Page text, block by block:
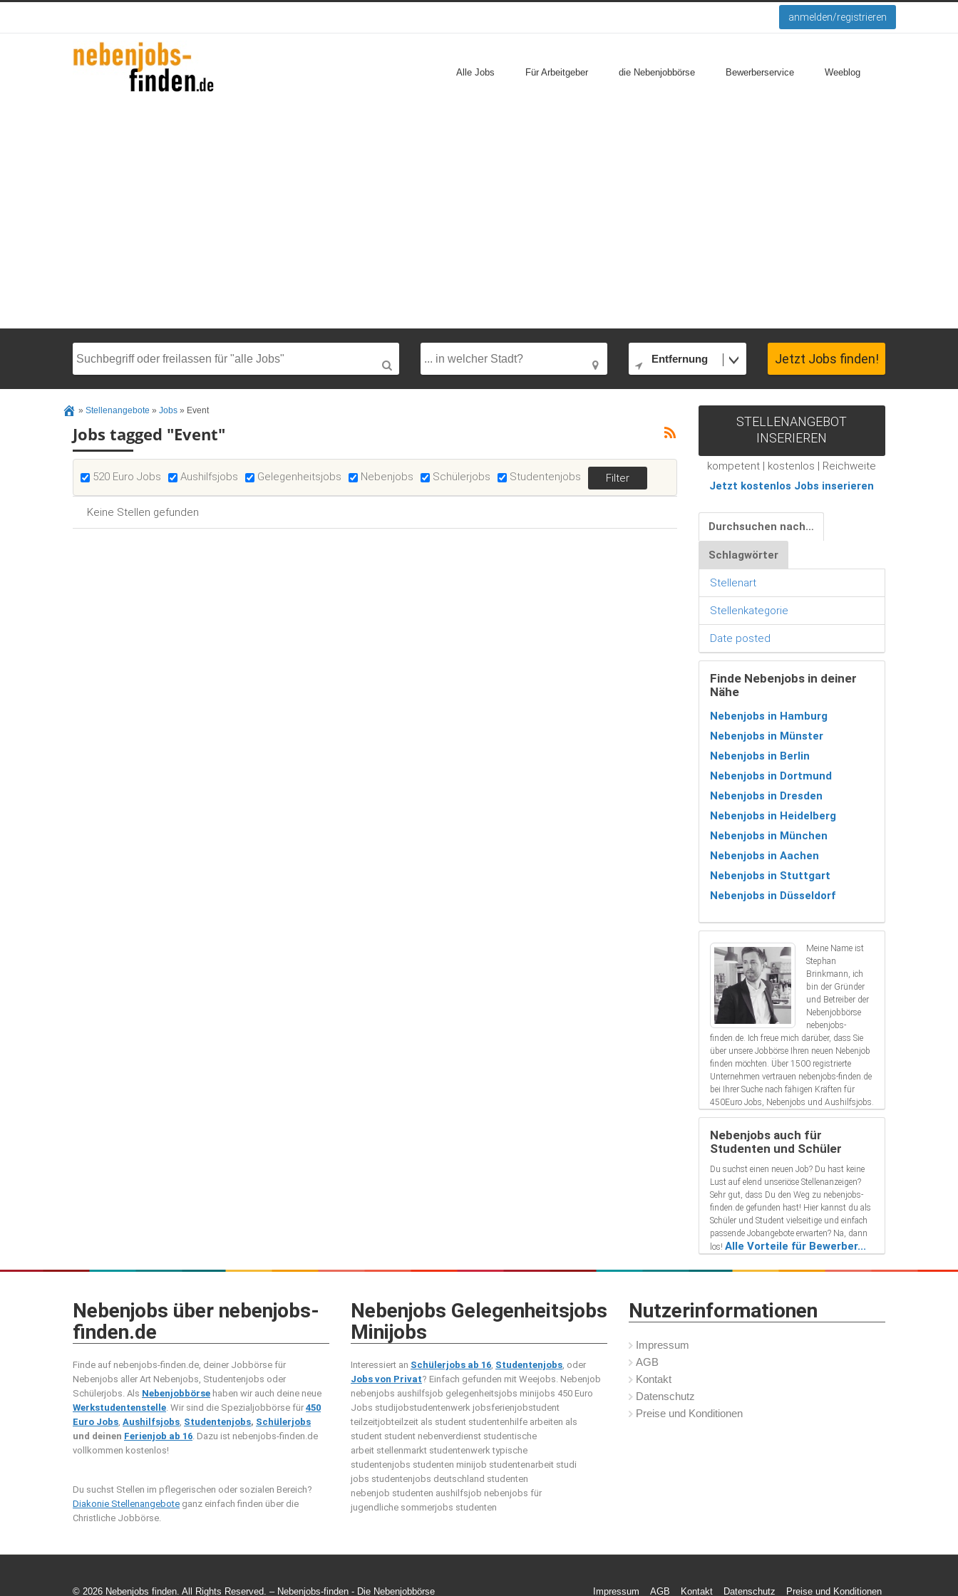
anmelden/registrieren
Alle Jobs Für Arbeitgeber die Nebenjobbörse Bewerberservice Weeblog
Entfernung Jetzt Jobs finden!
» Stellenangebote » Jobs » Event
Jobs tagged "Event"
520 Euro Jobs Aushilfsjobs Gelegenheitsjobs Nebenjobs Schülerjobs Studentenjobs
Keine Stellen gefunden
STELLENANGEBOT
INSERIEREN
kompetent | kostenlos | Reichweite
Jetzt kostenlos Jobs inserieren
Durchsuchen nach…
Schlagwörter
Stellenart
Stellenkategorie
Date posted
Finde Nebenjobs in deiner
Nähe
Nebenjobs in Hamburg
Nebenjobs in Münster
Nebenjobs in Berlin
Nebenjobs in Dortmund
Nebenjobs in Dresden
Nebenjobs in Heidelberg
Nebenjobs in München
Nebenjobs in Aachen
Nebenjobs in Stuttgart
Nebenjobs in Düsseldorf
Meine Name ist
Stephan
Brinkmann, ich
bin der Gründer
und Betreiber der
Nebenjobbörse
nebenjobs-
finden.de. Ich freue mich darüber, dass Sie
über unsere Jobbörse Ihren neuen Nebenjob
finden möchten. Über 1500 registrierte
Unternehmen vertrauen nebenjobs-finden.de
bei Ihrer Suche nach fähigen Kräften für
450Euro Jobs, Nebenjobs und Aushilfsjobs.
Nebenjobs auch für
Studenten und Schüler
Du suchst einen neuen Job? Du hast keine
Lust auf elend unseriöse Stellenanzeigen?
Sehr gut, dass Du den Weg zu nebenjobs-
finden.de gefunden hast! Hier kannst du als
Schüler und Student vielseitige und einfach
passende Jobangebote erwarten? Na, dann
los! Alle Vorteile für Bewerber...
Nebenjobs über nebenjobs-
finden.de
Finde auf nebenjobs-finden.de, deiner Jobbörse für
Nebenjobs aller Art Nebenjobs, Studentenjobs oder
Schülerjobs. Als Nebenjobbörse haben wir auch deine neue
Werkstudentenstelle. Wir sind die Spezialjobbörse für 450
Euro Jobs, Aushilfsjobs, Studentenjobs, Schülerjobs
und deinen Ferienjob ab 16. Dazu ist nebenjobs-finden.de
vollkommen kostenlos!
Du suchst Stellen im pflegerischen oder sozialen Bereich?
Diakonie Stellenangebote ganz einfach finden über die
Christliche Jobbörse.
Nebenjobs Gelegenheitsjobs
Minijobs
Interessiert an Schülerjobs ab 16, Studentenjobs, oder
Jobs von Privat? Einfach gefunden mit Weejobs. Nebenjob
nebenjobs aushilfsjob gelegenheitsjobs minijobs 450 Euro
Jobs studijobstudentenwerk jobsferienjobstudent
teilzeitjobteilzeit als student studentenhilfe arbeiten als
student student nebenverdienst studentische
arbeit stellenmarkt studentenwerk typische
studentenjobs studenten minijob studentenarbeit studi
jobs studentenjobs deutschland studenten
nebenjob studenten aushilfsjob nebenjobs für
jugendliche sommerjobs studenten
Nutzerinformationen
Impressum
AGB
Kontakt
Datenschutz
Preise und Konditionen
© 2026 Nebenjobs finden. All Rights Reserved. – Nebenjobs-finden - Die Nebenjobbörse Impressum AGB Kontakt Datenschutz Preise und Konditionen